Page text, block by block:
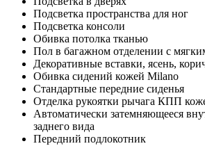
Подсветка пространства для ног
Подсветка консоли
Обивка потолка тканью
Пол в багажном отделении с
Декоративные вставки, ясень,
Обивка сидений кожей Milano
Стандартные передние сиденья
Отделка рукоятки рычага КПП
Автоматически затемняющееся
заднего вида
Передний подлокотник